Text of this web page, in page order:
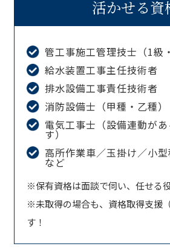
活かせる資
管工事施工管理技士（1級
給水装置工事主任技術者
排水設備工事責任技術者
消防設備士（甲種・乙種）
電気工事士（設備連動が
す）
高所作業車／玉掛け／小
など
※保有資格は面談で伺い、任せる
※未取得の場合も、資格取得支援
す！